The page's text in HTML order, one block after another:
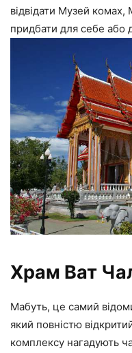
відвідати Музей комах,
придбати для себе або
Храм Ват
Мабуть, це самий
який повністю
комплексу нагадують